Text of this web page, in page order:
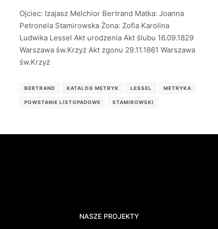
Ojciec: Izajasz Melchior Bertrand Matka: Joanna
Petronela Stamirowska Żona: Zofia Karolina
Ludwika Lessel Akt urodzenia Akt ślubu 16.09.1829
Warszawa św.Krzyż Akt zgonu 29.11.1861 Warszawa
św.Krzyż
BERTRAND KATALOG METRYK LESSEL METRYKA
POWSTANIE LISTOPADOWE STAMIROWSKI
NASZE PROJEKTY